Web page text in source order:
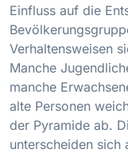
Einfluss auf die
Verhaltensweisen
Manche
manche
alte Personen
der Pyramide ab.
unterscheiden sich